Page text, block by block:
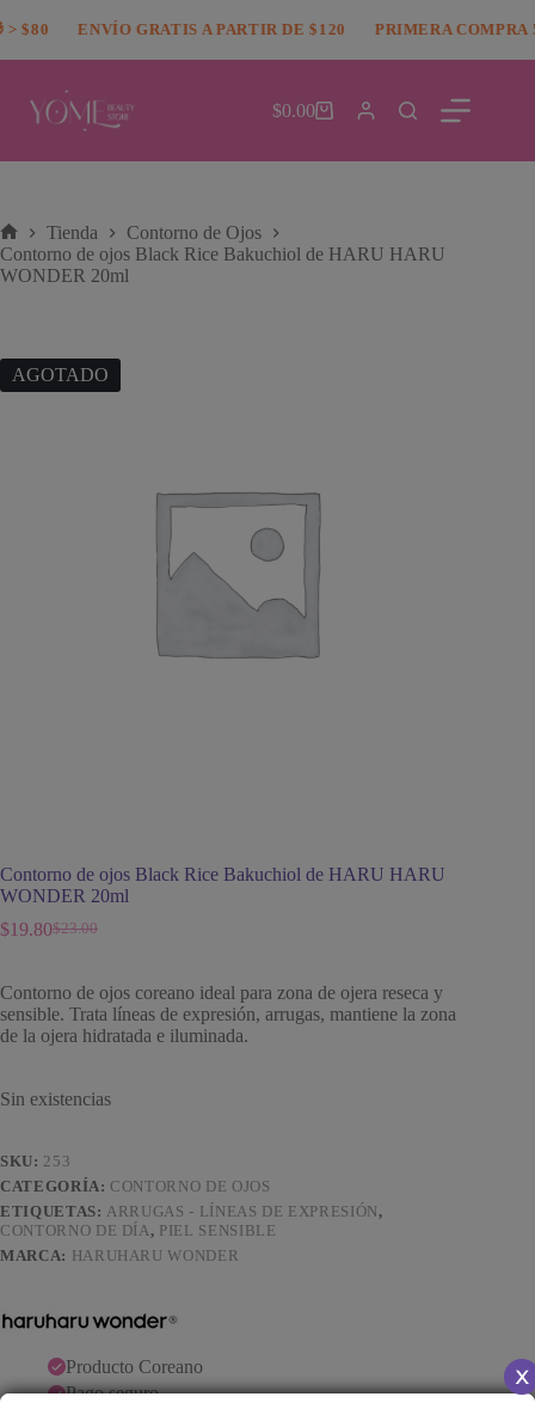
al$80 ENVÍO GRATIS A PARTIR DE $120 PRIMERA COMPRA
Carro
compra
$0.00
Inicio
Tienda
Contorno de Ojos
Contorno de ojos Black Rice Bakuchiol de HARU HARU
WONDER 20ml
AGOTADO
Contorno de ojos Black Rice Bakuchiol de HARU HARU
WONDER 20ml
$23.00
El
era:
$23.00.
$19.80El
es:
$19.80.
Contorno de ojos coreano ideal para zona de ojera reseca y
sensible. Trata líneas de expresión, arrugas, mantiene la zona
de la ojera hidratada e iluminada.
Sin existencias
SKU: 253
CATEGORÍA: CONTORNO DE OJOS
ETIQUETAS: ARRUGAS - LÍNEAS DE EXPRESIÓN,
CONTORNO DE DÍA, PIEL SENSIBLE
MARCA: HARUHARU WONDER
Producto Coreano
Pago seguro